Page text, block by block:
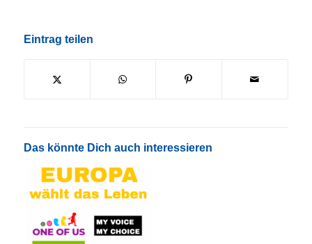
Eintrag teilen
Das könnte Dich auch interessieren